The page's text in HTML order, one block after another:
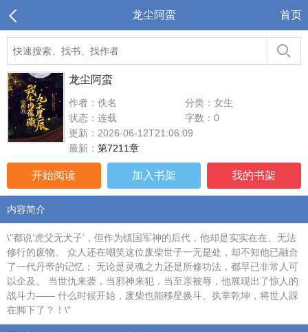
龙尘阿蛮 首页
龙尘阿蛮
作者：佚名
分类：女生
状态：连载
字数：0
更新：2026-06-12T21:06:09
最新： 第7211章
开始阅读 加入书架 我的书架
内容简介
\"都说‘虎父无犬子’，但作为镇国军神的后代，他却是实实在在、无法
修行的废物。 众人还在嘲笑这位废柴世子一无是处，却不知他已融合
了一代丹帝的记忆； 无论是灵魂之力还是所修功法，都早已非常人可
以企及。 当世仇来袭，当邪神来犯，当至亲被辱，他展现出了惊人的
战斗力—— 什么时候开始，废柴也能移星换斗、执掌乾坤，将世人踩
在脚下了？！\"